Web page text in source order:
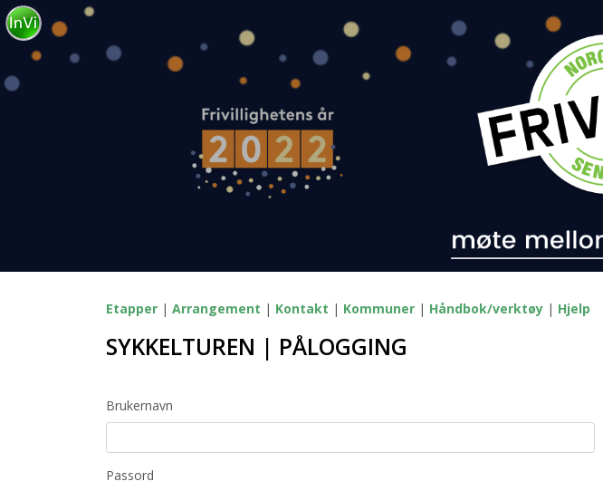
Etapper | Arrangement | Kontakt | Kommuner | Håndbok/verktøy | Hjelp
SYKKELTUREN | PÅLOGGING
Brukernavn
Passord